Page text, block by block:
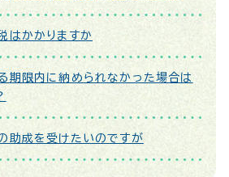
はかかりますか
期限内に納められなかった場合は
助成を受けたいのですが